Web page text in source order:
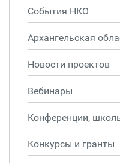
События НКО
Архангельская
Новости проектов
Вебинары
Конференции,
Конкурсы и гранты